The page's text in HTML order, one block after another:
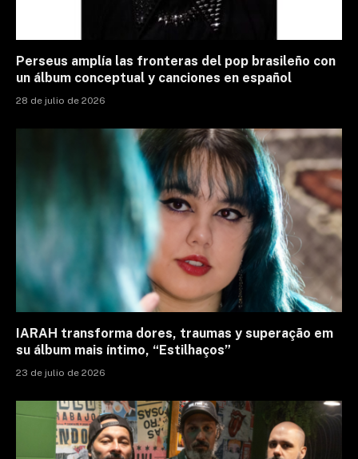
Perseus amplía las fronteras del pop brasileño con
un álbum conceptual y canciones en español
28 de julio de 2026
IARAH transforma dores, traumas y superação em
su álbum mais íntimo, “Estilhaços”
23 de julio de 2026